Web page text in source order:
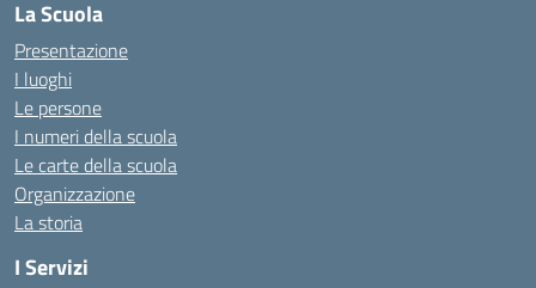
La Scuola
Presentazione
I luoghi
Le persone
I numeri della scuola
Le carte della scuola
Organizzazione
La storia
I Servizi